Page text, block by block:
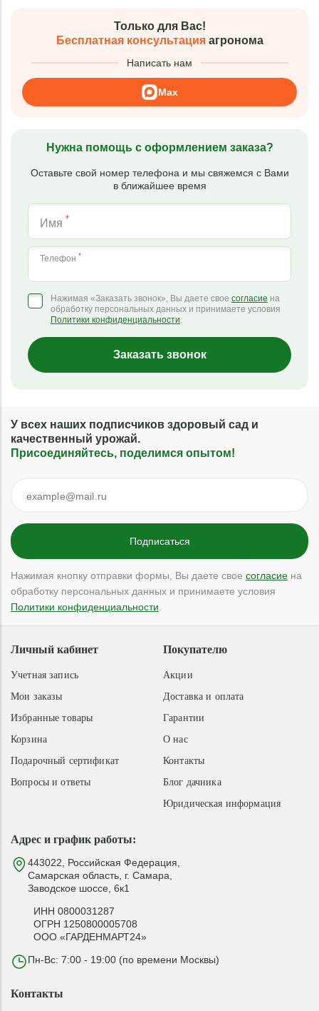
Только для Вас!
Бесплатная консультацияагронома
Написать нам
Max
Нужна помощь с оформлением заказа?
Оставьте свой номер телефона и мы свяжемся с Вами
в ближайшее время
Имя *
Телефон *
Нажимая «Заказать звонок», Вы даете свое согласие на
обработку персональных данных и принимаете условия
Политики конфиденциальности.
Заказать звонок
У всех наших подписчиков здоровый сад и
качественный урожай.
Присоединяйтесь, поделимся опытом!
Нажимая кнопку отправки формы, Вы даете свое согласие на
обработку персональных данных и принимаете условия
Политики конфиденциальности
Адрес и график работы:
443022, Российская Федерация,
Самарская область, г. Самара,
Заводское шоссе, 6к1
ИНН 0800031287
ОГРН 1250800005708
ООО «ГАРДЕНМАРТ24»
Пн-Вс: 7:00 - 19:00 (по времени Москвы)
Покупателю
Акции
Доставка и оплата
Гарантии
О нас
Контакты
Блог дачника
Юридическая информация
Личный кабинет
Учетная запись
Мои заказы
Избранные товары
Корзина
Подарочный сертификат
Вопросы и ответы
Контакты